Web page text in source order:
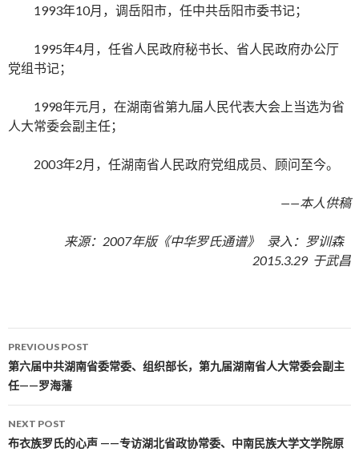
1993年10月，调岳阳市，任中共岳阳市委书记；
1995年4月，任省人民政府秘书长、省人民政府办公厅
党组书记；
1998年元月，在湖南省第九届人民代表大会上当选为省
人大常委会副主任；
2003年2月，任湖南省人民政府党组成员、顾问至今。
——本人供稿
来源：2007年版《中华罗氏通谱》 录入：罗训森
2015.3.29 于武昌
Post navigation
PREVIOUS POST
第六届中共湖南省委常委、组织部长，第九届湖南省人大常委会副主
任——罗海藩
NEXT POST
布衣族罗氏的心声 ——专访湖北省政协常委、中南民族大学文学院原